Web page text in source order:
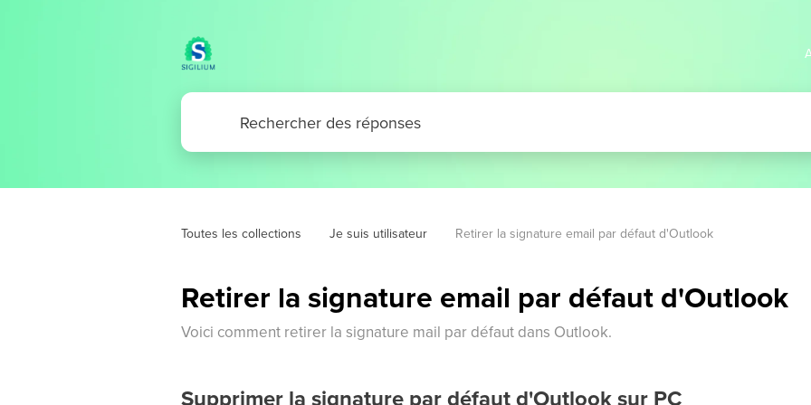
Toutes les collections Je suis utilisateur Retirer la signature email par défaut d'Outlook
Retirer la signature email par défaut d'Outlook
Voici comment retirer la signature mail par défaut dans Outlook.